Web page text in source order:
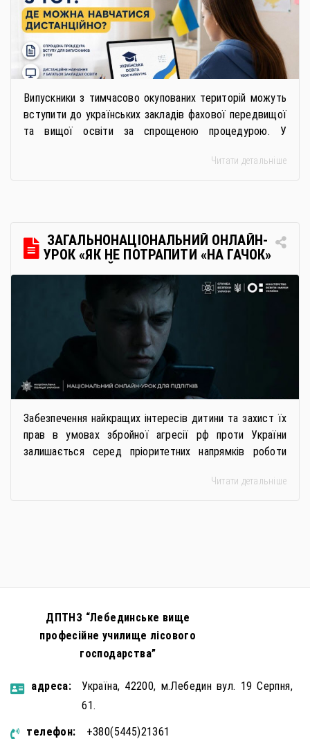
Випускники з тимчасово окупованих територій можуть
вступити до українських закладів фахової передвищої
та вищої освіти за спрощеною процедурою. У
дистанційне навчання, що дає можливість здобувати
передбачає: Скористатися цією процедурою […]
Читати детальніше
ЗАГАЛЬНОНАЦІОНАЛЬНИЙ ОНЛАЙН-
УРОК «ЯК НЕ ПОТРАПИТИ «НА ГАЧОК»
РОСІЙСЬКИХ СПЕЦСЛУЖБ
Забезпечення найкращих інтересів дитини та захист їх
прав в умовах збройної агресії рф проти України
залишається серед пріоритетних напрямків роботи
застосовується метод використання дітей у
Читати детальніше
ДПТНЗ “Лебединське вище
професійне училище лісового
господарства”
aдресa:
Україна, 42200, м.Лебедин вул. 19 Серпня,
61.
телефон:
+380(5445)21361